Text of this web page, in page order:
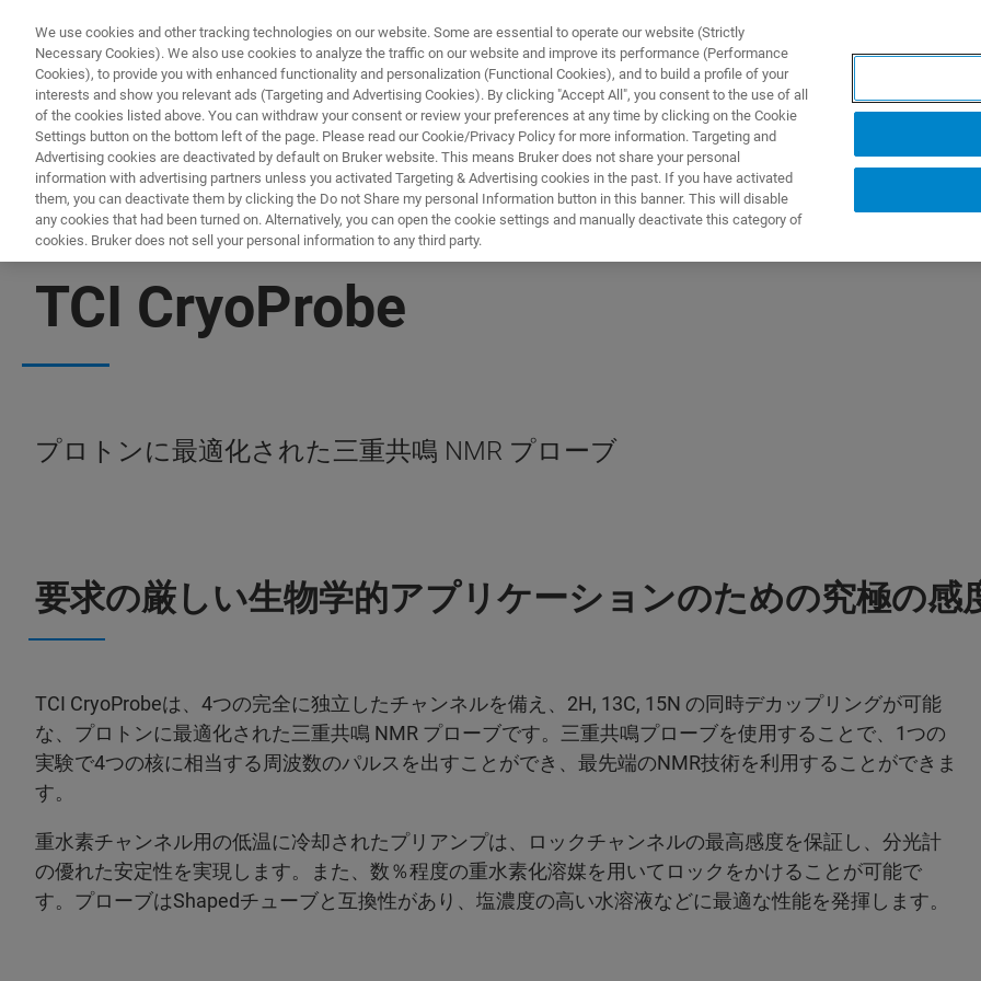
製品とソリューション アプリケーション
TCI CryoProbe
プロトンに最適化された三重共鳴 NMR プローブ
要求の厳しい生物学的アプリケーションのための究極の感
TCI CryoProbeは、4つの完全に独立したチャンネルを備え、2H, 13C, 15N の同時デカップリングが可能
な、プロトンに最適化された三重共鳴 NMR プローブです。三重共鳴プローブを使用することで、1つの
実験で4つの核に相当する周波数のパルスを出すことができ、最先端のNMR技術を利用することができま
す。
重水素チャンネル用の低温に冷却されたプリアンプは、ロックチャンネルの最高感度を保証し、分光計
の優れた安定性を実現します。また、数％程度の重水素化溶媒を用いてロックをかけることが可能で
す。プローブはShapedチューブと互換性があり、塩濃度の高い水溶液などに最適な性能を発揮します。
We use cookies and other tracking technologies on our website. Some are essential to operate our website (Strictly
Necessary Cookies). We also use cookies to analyze the traffic on our website and improve its performance (Performance
Cookies), to provide you with enhanced functionality and personalization (Functional Cookies), and to build a profile of your
interests and show you relevant ads (Targeting and Advertising Cookies). By clicking "Accept All", you consent to the use of all
of the cookies listed above. You can withdraw your consent or review your preferences at any time by clicking on the Cookie
Settings button on the bottom left of the page. Please read our Cookie/Privacy Policy for more information. Targeting and
Advertising cookies are deactivated by default on Bruker website. This means Bruker does not share your personal
information with advertising partners unless you activated Targeting & Advertising cookies in the past. If you have activated
them, you can deactivate them by clicking the Do not Share my personal Information button in this banner. This will disable
any cookies that had been turned on. Alternatively, you can open the cookie settings and manually deactivate this category of
cookies. Bruker does not sell your personal information to any third party.